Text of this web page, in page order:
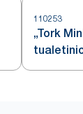
110253
„Tork
baltas,